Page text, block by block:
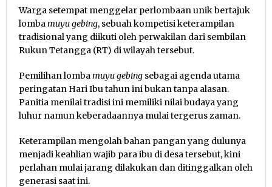
Warga setempat menggelar perlombaan unik bertajuk
lombamuyu gebing, sebuah kompetisi keterampilan
tradisional yang diikuti oleh perwakilan dari sembilan
Rukun Tetangga (RT) di wilayah tersebut.
Pemilihan lombamuyu gebing sebagai agenda utama
peringatan Hari Ibu tahun ini bukan tanpa alasan.
Panitia menilai tradisi ini memiliki nilai budaya yang
luhur namun keberadaannya mulai tergerus zaman.
Keterampilan mengolah bahan pangan yang dulunya
menjadi keahlian wajib para ibu di desa tersebut, kini
perlahan mulai jarang dilakukan dan ditinggalkan oleh
generasi saat ini.